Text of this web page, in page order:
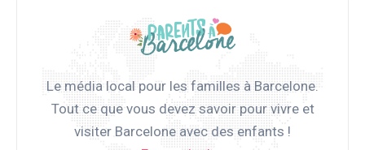
Le média local pour les familles à Barcelone.
Tout ce que vous devez savoir pour vivre et
visiter Barcelone avec des enfants !